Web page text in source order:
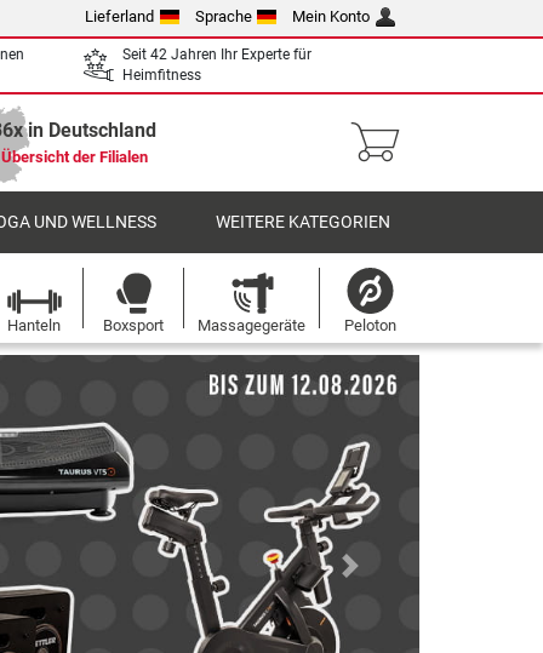
Lieferland Sprache Mein Konto
Seit 42 Jahren Ihr Experte für
Heimfitness
in Deutschland
Übersicht der Filialen
UND WELLNESS WEITERE KATEGORIEN
Hanteln Boxsport Massagegeräte Peloton
Next